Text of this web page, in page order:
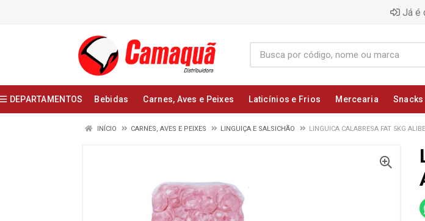
Já é
DEPARTAMENTOS Bebidas Carnes, Aves e Peixes Laticínios e Frios Mercearia Snacks
INÍCIO CARNES, AVES E PEIXES LINGUIÇA E SALSICHÃO LINGUICA CALABRESA FAT 5KG